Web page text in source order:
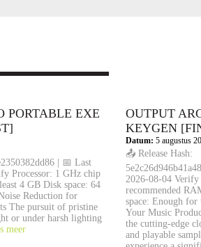
PORTABLE EXE
| 📅 Last
Processor: 1 GHz chip
4 GB Disk space: 64
Reduction for
The pursuit of pristine
or under harsh lighting
meer
OUTPUT
KEYGEN
Datum: 5 augustus
📤 Release Hash:
2026-08-04 Verify
recommended
space: Enough
Your Music
the cutting-edge
and playable